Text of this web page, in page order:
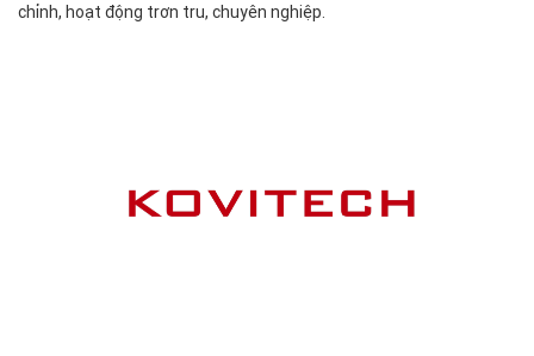
chỉnh, hoạt động trơn tru, chuyên nghiệp.